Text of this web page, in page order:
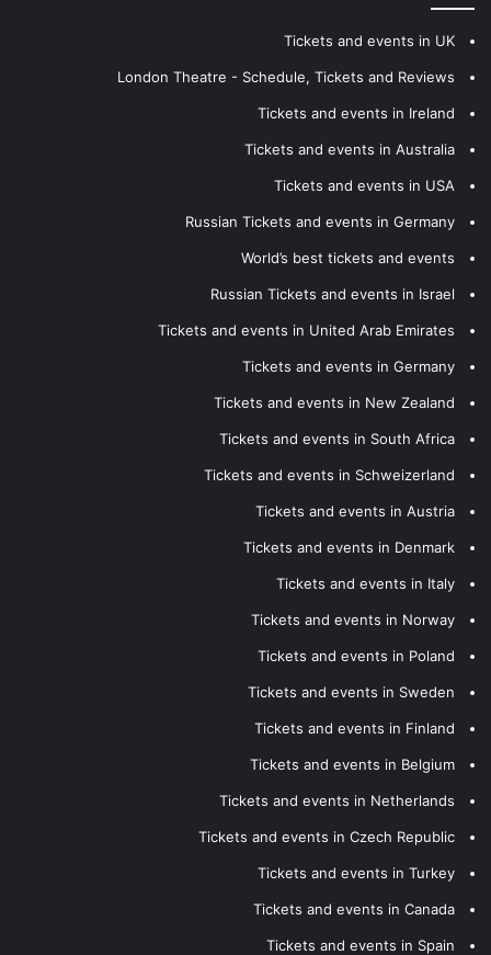
Tickets and events in UK
London Theatre - Schedule, Tickets and Reviews
Tickets and events in Ireland
Tickets and events in Australia
Tickets and events in USA
Russian Tickets and events in Germany
World’s best tickets and events
Russian Tickets and events in Israel
Tickets and events in United Arab Emirates
Tickets and events in Germany
Tickets and events in New Zealand
Tickets and events in South Africa
Tickets and events in Schweizerland
Tickets and events in Austria
Tickets and events in Denmark
Tickets and events in Italy
Tickets and events in Norway
Tickets and events in Poland
Tickets and events in Sweden
Tickets and events in Finland
Tickets and events in Belgium
Tickets and events in Netherlands
Tickets and events in Czech Republic
Tickets and events in Turkey
Tickets and events in Canada
Tickets and events in Spain